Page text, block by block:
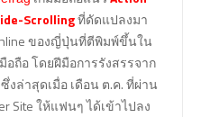
Scrollingที่ดัดแปลงมา
ของญี่ปุ่นที่ตีพิมพ์ขึ้นใน
ถือ โดยฝีมือการรังสรรจาก
ซึ่งล่าสุดเมื่อ เดือน ต.ค. ที่ผ่าน
Site ให้แฟนๆ ได้เข้าไปลง